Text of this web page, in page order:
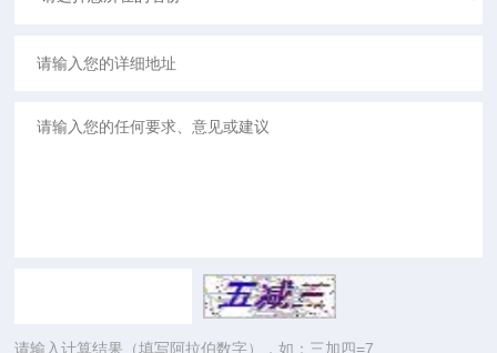
请输入计算结果（填写阿拉伯数字），如：三加四=7